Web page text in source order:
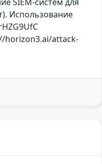
Использование
horizon3.ai/attack-